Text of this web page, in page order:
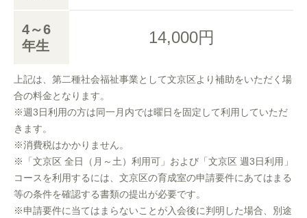
4～6
年生
14,000円
上記は、第二種社会福祉事業として文京区より補助をいただく場
合の料金となります。
※週3日利用の方は同一月内では曜日を固定して利用していただ
きます。
※消費税はかかりません。
※「文京区 全日（月～土）利用可」および「文京区 週3日利用」
コースを利用するには、文京区の育成室の申請要件にあてはまる
等の条件を確認する書類の提出が必要です。
※申請要件に当てはまらないことが入会後に判明した場合、別途